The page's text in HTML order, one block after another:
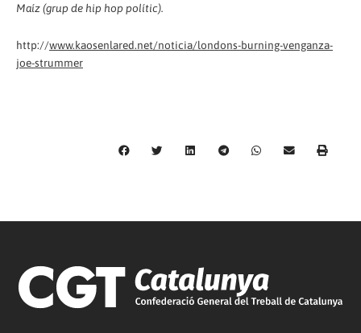
Maíz (grup de hip hop polític).
http://www.kaosenlared.net/noticia/londons-burning-venganza-
joe-strummer